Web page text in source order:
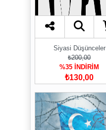
Siyasi Düşünceler
₺200,00
%35 İNDİRİM
₺130,00